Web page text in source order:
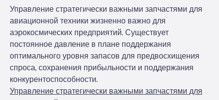
Управление стратегически важными запчастями для
авиационной техники жизненно важно для
аэрокосмических предприятий. Существует
постоянное давление в плане поддержания
оптимального уровня запасов для предвосхищения
спроса, сохранения прибыльности и поддержания
конкурентоспособности.
Управление стратегически важными запчастями для